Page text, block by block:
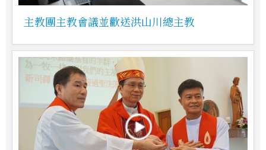
主教團主教會議並歡送洪山川總主教